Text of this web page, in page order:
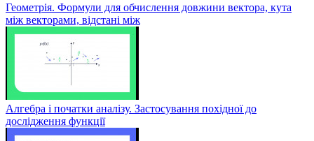
Геометрія. Формули для обчислення довжини вектора, кута
між векторами, відстані між
Алгебра і початки аналізу. Застосування похідної до
дослідження функції